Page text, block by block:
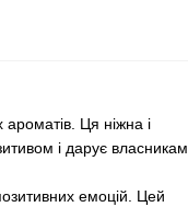
ароматів. Ця ніжна і
і дарує власникам
емоцій. Цей